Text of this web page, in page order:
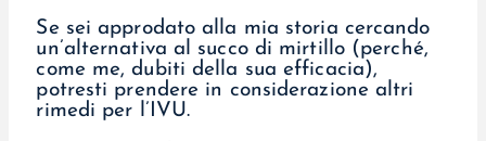
Se sei approdato alla mia storia cercando
un’alternativa al succo di mirtillo (perché,
come me, dubiti della sua efficacia),
potresti prendere in considerazione altri
rimedi per l’IVU.